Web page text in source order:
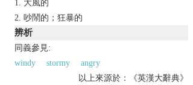
大風的
吵鬧的；狂暴的
辨析
同義參見:
windy
stormy
angry
以上來源於：《英漢大辭典》